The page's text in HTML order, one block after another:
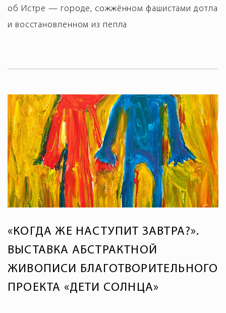
об Истре — городе, сожжённом фашистами дотла
и восстановленном из пепла
«КОГДА ЖЕ НАСТУПИТ ЗАВТРА?».
ВЫСТАВКА АБСТРАКТНОЙ
ЖИВОПИСИ БЛАГОТВОРИТЕЛЬНОГО
ПРОЕКТА «ДЕТИ СОЛНЦА»